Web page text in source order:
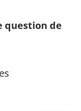
question de